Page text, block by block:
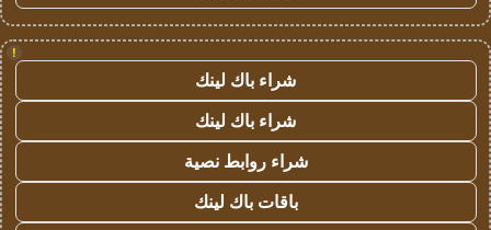
!
شراء باك لينك
شراء باك لينك
شراء روابط نصية
باقات باك لينك